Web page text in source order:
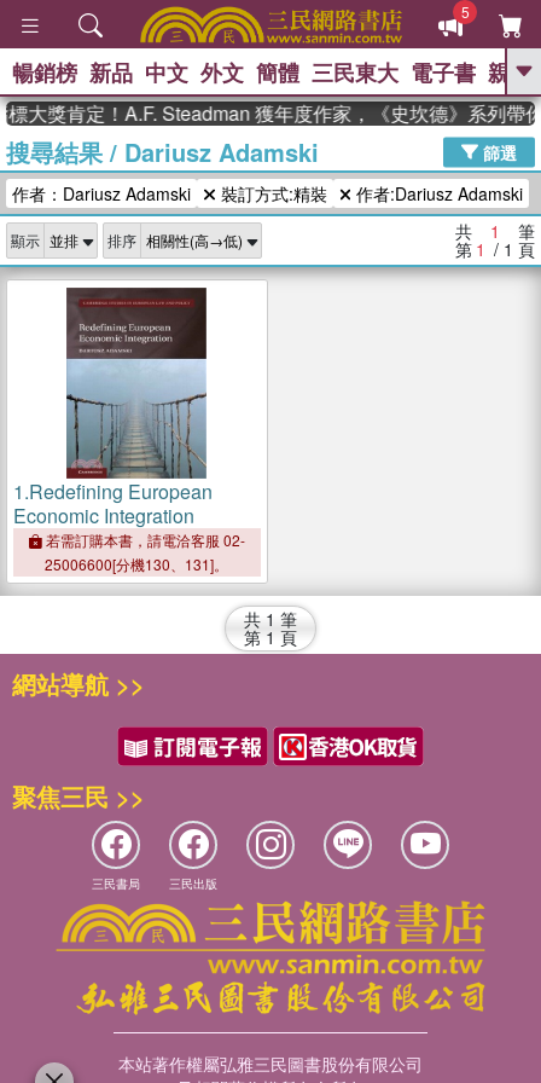
5
GO
熱搜： 東野圭吾 高希均教授回憶錄
、 The Odyssey 、 父親節 、 如果歷
史是一群喵 、 暑期推薦 、 國際布克
獎 臺灣漫遊錄 、 方念華 、 台灣的李
登輝時代
數學女孩：黎曼猜想 、
偉大的迷走神經
暢銷榜 新品 中文 外文 簡體 三民東大 電子書 親子
大獎肯定！A.F. Steadman 獲年度作家，《史坎德》系列帶
搜尋結果/ Dariusz Adamski
篩選
作者：Dariusz Adamski
裝訂方式:精裝 作者:Dariusz Adamski
顯示 排序 共 1 筆
第 1 / 1 頁
1.Redefining European
Economic Integration
若需訂購本書，請電洽客服 02-
25006600[分機130、131]。
共 1 筆
第 1 頁
網站導航 >>
聚焦三民 >>
三民書局 三民出版
本站著作權屬弘雅三民圖書股份有限公司